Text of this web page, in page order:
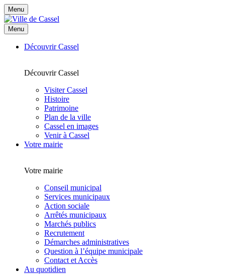
Menu
Menu
Découvrir Cassel
Découvrir Cassel
Visiter Cassel
Histoire
Patrimoine
Plan de la ville
Cassel en images
Venir à Cassel
Votre mairie
Votre mairie
Conseil municipal
Services municipaux
Action sociale
Arrêtés municipaux
Marchés publics
Recrutement
Démarches administratives
Question à l’équipe municipale
Contact et Accès
Au quotidien